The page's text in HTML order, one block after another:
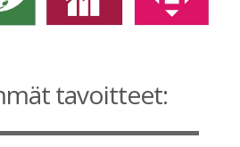
tavoitteet: